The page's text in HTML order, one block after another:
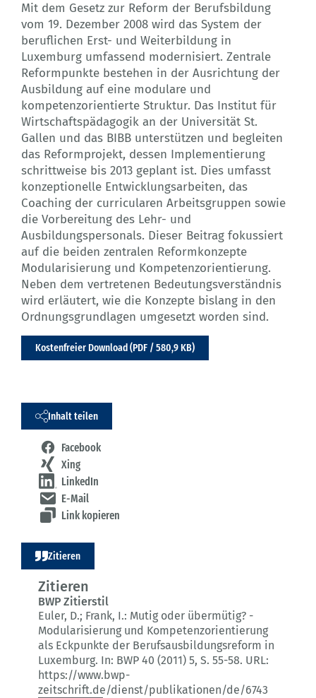
Mit dem Gesetz zur Reform der Berufsbildung
vom 19. Dezember 2008 wird das System der
beruflichen Erst- und Weiterbildung in
Luxemburg umfassend modernisiert. Zentrale
Reformpunkte bestehen in der Ausrichtung der
Ausbildung auf eine modulare und
kompetenzorientierte Struktur. Das Institut für
Wirtschaftspädagogik an der Universität St.
Gallen und das BIBB unterstützen und begleiten
das Reformprojekt, dessen Implementierung
schrittweise bis 2013 geplant ist. Dies umfasst
konzeptionelle Entwicklungsarbeiten, das
Coaching der curricularen Arbeitsgruppen sowie
die Vorbereitung des Lehr- und
Ausbildungspersonals. Dieser Beitrag fokussiert
auf die beiden zentralen Reformkonzepte
Modularisierung und Kompetenzorientierung.
Neben dem vertretenen Bedeutungsverständnis
wird erläutert, wie die Konzepte bislang in den
Ordnungsgrundlagen umgesetzt worden sind.
Kostenfreier Download (PDF / 580,9 KB)
Inhalt teilen
Facebook
Xing
LinkedIn
E-Mail
Link kopieren
Zitieren
Zitieren
BWP Zitierstil
Euler, D.; Frank, I.: Mutig oder übermütig? -
Modularisierung und Kompetenzorientierung
als Eckpunkte der Berufsausbildungsreform in
Luxemburg. In: BWP 40 (2011) 5, S. 55-58. URL:
https://www.bwp-
zeitschrift.de/dienst/publikationen/de/6743